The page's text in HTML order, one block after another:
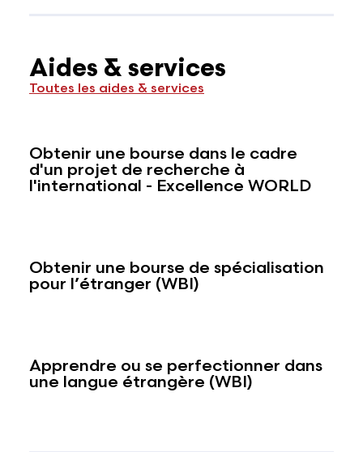
Aides & services
Toutes les aides & services
Obtenir une bourse dans le cadre
d'un projet de recherche à
l'international - Excellence WORLD
Obtenir une bourse de spécialisation
pour l’étranger (WBI)
Apprendre ou se perfectionner dans
une langue étrangère (WBI)